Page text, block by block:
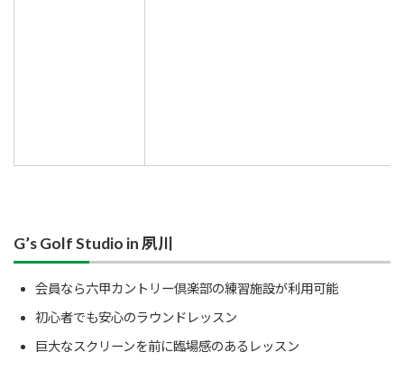
G’s Golf Studio in 夙川
会員なら六甲カントリー倶楽部の練習施設が利用可能
初心者でも安心のラウンドレッスン
巨大なスクリーンを前に臨場感のあるレッスン